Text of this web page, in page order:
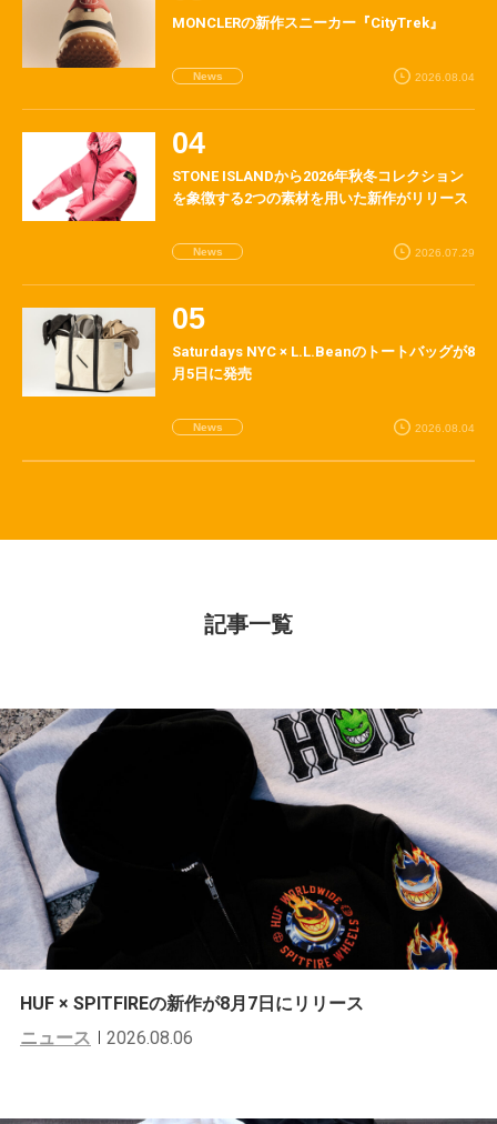
MONCLERの新作スニーカー『CityTrek』
News 2026.08.04
STONE ISLANDから2026年秋冬コレクション
を象徴する2つの素材を用いた新作がリリース
News 2026.07.29
Saturdays NYC × L.L.Beanのトートバッグが8
月5日に発売
News 2026.08.04
記事一覧
HUF × SPITFIREの新作が8月7日にリリース
ニュース
2026.08.06